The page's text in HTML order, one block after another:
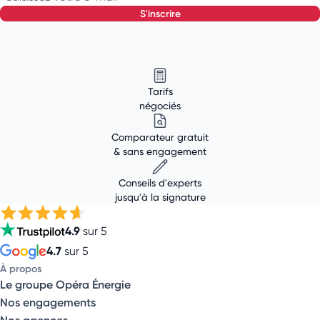
s'inscrire
Tarifs
négociés
Comparateur gratuit
& sans engagement
Conseils d'experts
jusqu'à la signature
4.9 sur 5
4.7 sur 5
À propos
Le groupe Opéra Énergie
Nos engagements